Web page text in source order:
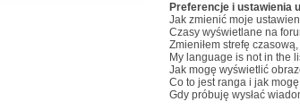
Preferencje i ustawienia
Jak zmienić moje
Czasy wyświetlane na
Zmieniłem strefę
My language is not in the
Jak mogę wyświetlić
Co to jest ranga i jak
Gdy próbuję wysłać